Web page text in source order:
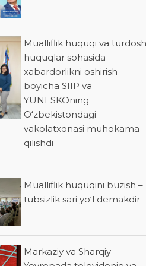
Mualliflik huquqi va turdosh
huquqlar sohasida
xabardorlikni oshirish
boyicha SIIP va
YUNESKOning
O‘zbekistondagi
vakolatxonasi muhokama
qilishdi
Mualliflik huquqini buzish –
tubsizlik sari yo‘l demakdir
Markaziy va Sharqiy